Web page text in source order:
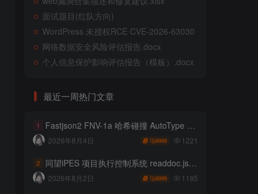
面试题目(红队方向)
WordPress 未授权RCE CVE-2026-63030
网络数据安全风险评估报告.docx
个人信息保护影响评估报告（模板）.docx
最近一周热门文章
1 Fastjson2 FNV-1a 哈希碰撞 AutoType 绕过远程代码执行
2026年8月4日 9999 1221
2 同望iPES 项目执行控制系统 readdoc.jsp存在任意文件读取
2026年8月2日 9999 1185